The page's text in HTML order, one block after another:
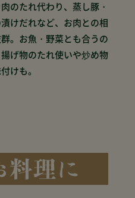
のたれ代わり、蒸し豚・
けだれなど、お肉との相
。お魚・野菜とも合うの
揚げ物のたれ使いや炒め物
けも。